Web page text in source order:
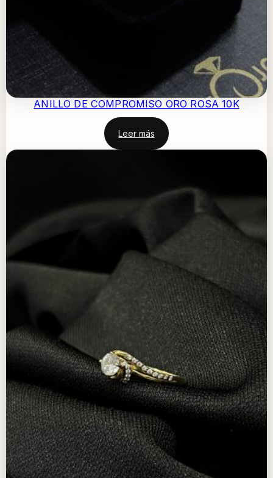
ANILLO DE COMPROMISO ORO ROSA 10K
Leer más